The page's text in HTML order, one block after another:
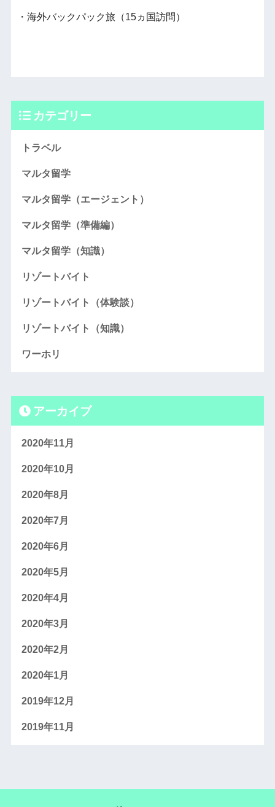
・海外バックパック旅（15ヵ国訪問）
カテゴリー
トラベル
マルタ留学
マルタ留学（エージェント）
マルタ留学（準備編）
マルタ留学（知識）
リゾートバイト
リゾートバイト（体験談）
リゾートバイト（知識）
ワーホリ
アーカイブ
2020年11月
2020年10月
2020年8月
2020年7月
2020年6月
2020年5月
2020年4月
2020年3月
2020年2月
2020年1月
2019年12月
2019年11月